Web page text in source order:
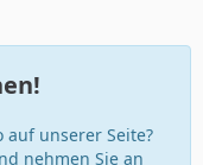
auf unserer Seite?
nehmen Sie an